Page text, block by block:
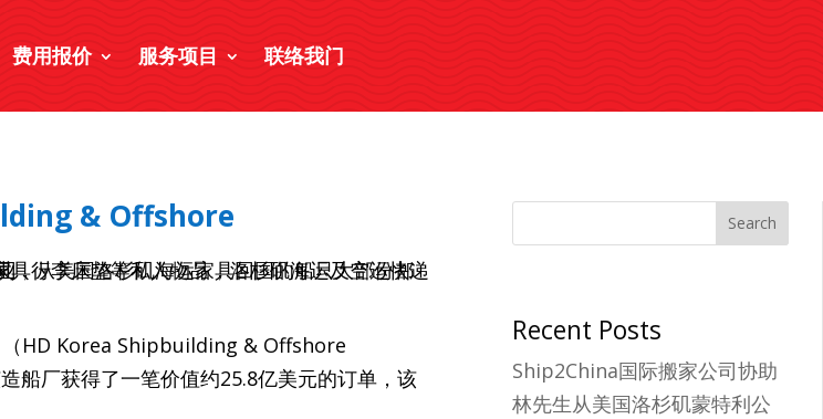
费用报价 服务项目 联络我门
& Offshore
（HD Korea Shipbuilding & Offshore
船厂获得了一笔价值约25.8亿美元的订单，该
Search
Recent Posts
Ship2China国际搬家公司协助
林先生从美国洛杉矶蒙特利公